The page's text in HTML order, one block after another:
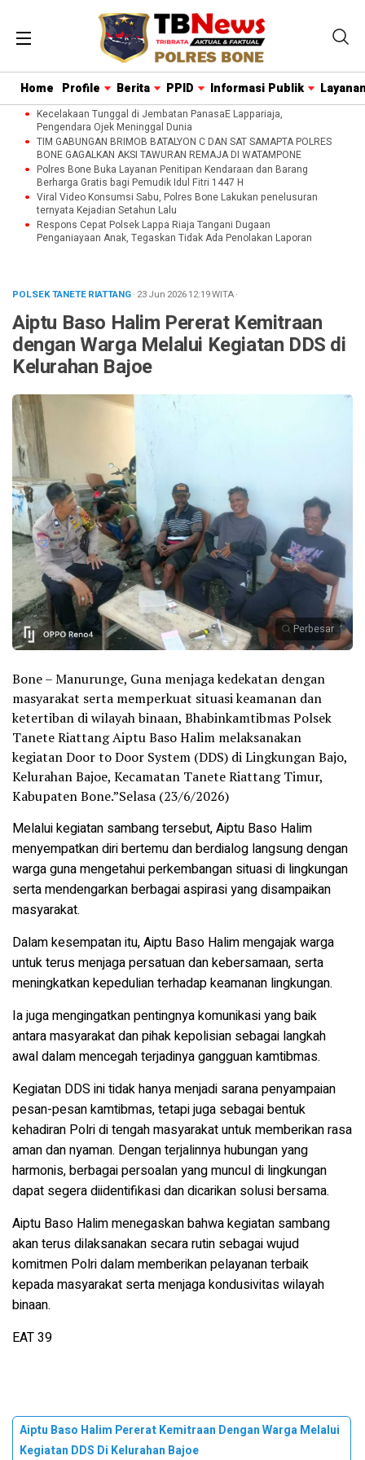
Home Profile Berita PPID Informasi Publik
Kecelakaan Tunggal di Jembatan PanasaE Lappariaja,
Pengendara Ojek Meninggal Dunia
TIM GABUNGAN BRIMOB BATALYON C DAN SAT SAMAPTA POLRES
BONE GAGALKAN AKSI TAWURAN REMAJA DI WATAMPONE
Polres Bone Buka Layanan Penitipan Kendaraan dan Barang
Berharga Gratis bagi Pemudik Idul Fitri 1447 H
Viral Video Konsumsi Sabu, Polres Bone Lakukan penelusuran
ternyata Kejadian Setahun Lalu
Respons Cepat Polsek Lappa Riaja Tangani Dugaan
Penganiayaan Anak, Tegaskan Tidak Ada Penolakan Laporan
POLSEK TANETE RIATTANG· 23 Jun 202612:19WITA·
Aiptu Baso Halim Pererat Kemitraan
dengan Warga Melalui Kegiatan DDS di
Kelurahan Bajoe
Perbesar
Bone – Manurunge, Guna menjaga kedekatan dengan
masyarakat serta memperkuat situasi keamanan dan
ketertiban di wilayah binaan, Bhabinkamtibmas Polsek
Tanete Riattang Aiptu Baso Halim melaksanakan
kegiatan Door to Door System (DDS) di Lingkungan Bajo,
Kelurahan Bajoe, Kecamatan Tanete Riattang Timur,
Kabupaten Bone.”Selasa (23/6/2026)
Melalui kegiatan sambang tersebut, Aiptu Baso Halim
menyempatkan diri bertemu dan berdialog langsung dengan
warga guna mengetahui perkembangan situasi di lingkungan
serta mendengarkan berbagai aspirasi yang disampaikan
masyarakat.
Dalam kesempatan itu, Aiptu Baso Halim mengajak warga
untuk terus menjaga persatuan dan kebersamaan, serta
meningkatkan kepedulian terhadap keamanan lingkungan.
Ia juga mengingatkan pentingnya komunikasi yang baik
antara masyarakat dan pihak kepolisian sebagai langkah
awal dalam mencegah terjadinya gangguan kamtibmas.
Kegiatan DDS ini tidak hanya menjadi sarana penyampaian
pesan-pesan kamtibmas, tetapi juga sebagai bentuk
kehadiran Polri di tengah masyarakat untuk memberikan rasa
aman dan nyaman. Dengan terjalinnya hubungan yang
harmonis, berbagai persoalan yang muncul di lingkungan
dapat segera diidentifikasi dan dicarikan solusi bersama.
Aiptu Baso Halim menegaskan bahwa kegiatan sambang
akan terus dilaksanakan secara rutin sebagai wujud
komitmen Polri dalam memberikan pelayanan terbaik
kepada masyarakat serta menjaga kondusivitas wilayah
binaan.
EAT 39
Aiptu Baso Halim Pererat Kemitraan Dengan Warga Melalui
Kegiatan DDS Di Kelurahan Bajoe